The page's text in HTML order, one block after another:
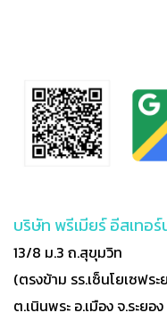
บริษัท พรีเมียร์ อีสเทอ
13/8 ม.3 ถ.สุขุมวิท
(ตรงข้าม รร.เซ็นโยเซฟระ
ต.เนินพระ อ.เมือง จ.ระยอ